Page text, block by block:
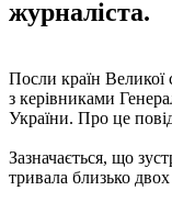
журналіста.
Посли країн Великої
з керівниками
України. Про це
Зазначається, що
тривала близько